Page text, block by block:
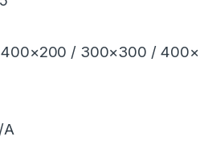
/ 300×300 /
A